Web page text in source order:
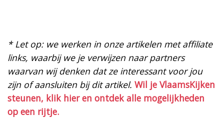
* Let op: we werken in onze artikelen met affiliate
links, waarbij we je verwijzen naar partners
waarvan wij denken dat ze interessant voor jou
zijn of aansluiten bij dit artikel. Wil je VlaamsKijken
steunen, klik hier en ontdek alle mogelijkheden
op een rijtje.